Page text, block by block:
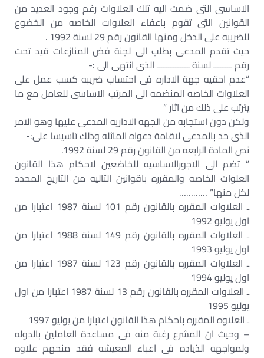
الاساسى التى ضمت اليه تلك العلاوات رغم وجود العديد من
القوانين التى تقوم باعفاء العلاوات الخاصه من الخضوع
للضريبه على الدخل ومنها القانون رقم 29 لسنة 1992 .
حيث تقدم المدعى بطلب الى لجنة فض المنازعات قيد تحت
رقم ــــــــ لسنة ــــــــــــــ الذى انتهى الى :-
“عدم احقيه جهة الاداره فى احتساب ضريبه كسب عمل على
العلاوات الخاصه المنضمه الى المرتب الاساسى للعامل مع ما
يترتب على ذلك من اثار ”
ولكن دون استجابه من الجهه الاداريه المدعى عليها وهو الامر
الذى حد بالمدعى لاقامة دعواه الماثله وذلك تاسيسا على:-
نص المادة الرابعه من القانون رقم 29 لسنة 1992.
” تضم الى الاجورالاساسيه للخاضعين لاحكام هذا القانون
العلوات الخاصه والمقرره باقوانين التاليه من التاريخ المحدد
لكل منها” …………
ـ العلاوات المقرره بالقانون رقم 101 لسنة 1987 اعتبارا من
اول يوليو 1992
ـ العلاوات المقرره بالقانون رقم 149 لسنة 1988 اعتبارا من
اول يوليو 1993
ـ العلاوات المقرره بالقانون رقم 123 لسنة 1987 اعتبارا من
اول يوليو 1994
ـ العلاوات المقرره بالقانون رقم 13 لسنة 1987 اعتبارا من اول
يوليو 1995
ـ العلاوه المقرره باحكام هذا القانون اعتبارا من يوليو 1997
– وحيث ان المشرع رغبة منه فى مساعدة العاملين بالدوله
ولمواجهه الذياده فى اعباء المعيشه فقد منحهم علاوه